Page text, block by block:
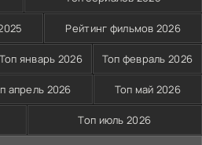
Рейтинг фильмов 2026
Топ январь 2026 Топ февраль 2026
апрель 2026 Топ май 2026
Топ июль 2026